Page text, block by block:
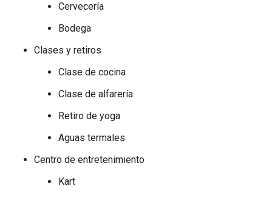
Cervecería
Bodega
Clases y retiros
Clase de cocina
Clase de alfarería
Retiro de yoga
Aguas termales
Centro de entretenimiento
Kart